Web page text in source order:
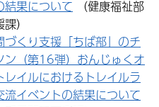
結果について
）
づくり支援「ちば部」のチ
ン（第16弾）おんじゅくオ
レイルにおけるトレイルラ
流イベントの結果について